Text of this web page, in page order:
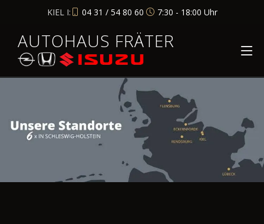
KIEL I: 04 31 / 54 80 60 7:30 - 18:00 Uhr
AUTOHAUS FRÄTER